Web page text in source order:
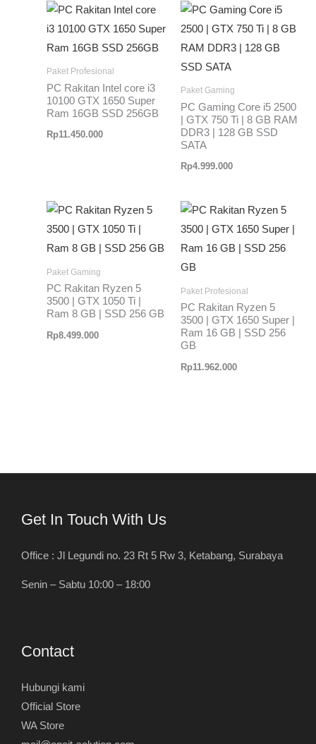
Paket Profesional
PC Rakitan Intel core i3
10100 GTX 1650 Super
Ram 16GB SSD 256GB
Rp11.450.000
Paket Gaming
PC Gaming Core i5 2500
| GTX 750 Ti | 8 GB RAM
DDR3 | 128 GB SSD
SATA
Rp4.999.000
Paket Gaming
PC Rakitan Ryzen 5
3500 | GTX 1050 Ti |
Ram 8 GB | SSD 256 GB
Rp8.499.000
Paket Profesional
PC Rakitan Ryzen 5
3500 | GTX 1650 Super |
Ram 16 GB | SSD 256
GB
Rp11.962.000
Get In Touch With Us
Office : Jl Legundi no. 23 Rt 5 Rw 3, Ketabang, Surabaya
Senin – Sabtu 10:00 – 18:00
Contact
Hubungi kami
Official Store
WA Store